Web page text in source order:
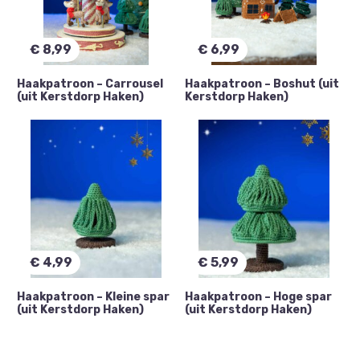
€ 8,99
Haakpatroon – Carrousel
(uit Kerstdorp Haken)
€ 6,99
Haakpatroon – Boshut (uit
Kerstdorp Haken)
€ 4,99
Haakpatroon – Kleine spar
(uit Kerstdorp Haken)
€ 5,99
Haakpatroon – Hoge spar
(uit Kerstdorp Haken)